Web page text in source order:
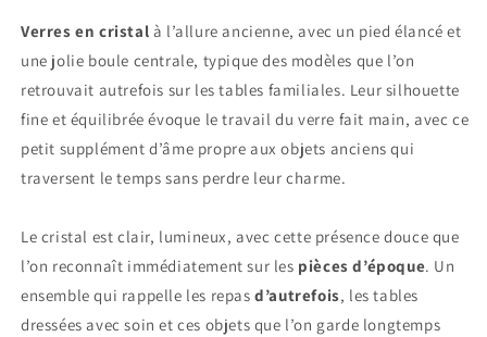
Verres en cristal à l’allure ancienne, avec un pied élancé et
une jolie boule centrale, typique des modèles que l’on
retrouvait autrefois sur les tables familiales. Leur silhouette
fine et équilibrée évoque le travail du verre fait main, avec ce
petit supplément d’âme propre aux objets anciens qui
traversent le temps sans perdre leur charme.
Le cristal est clair, lumineux, avec cette présence douce que
l’on reconnaît immédiatement sur les pièces d’époque. Un
ensemble qui rappelle les repasd’autrefois, les tables
dressées avec soin et ces objets que l’on garde longtemps